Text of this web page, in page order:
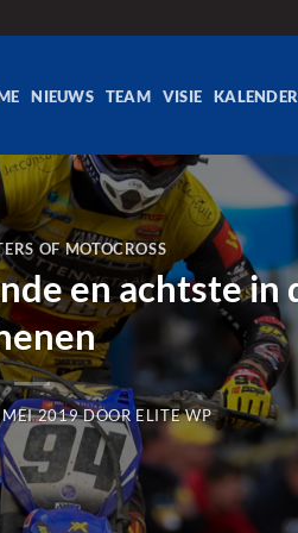
NIEUWS TEAM VISIE KALENDER
OF MOTOCROSS
en achtste
2019 DOORELITE WP